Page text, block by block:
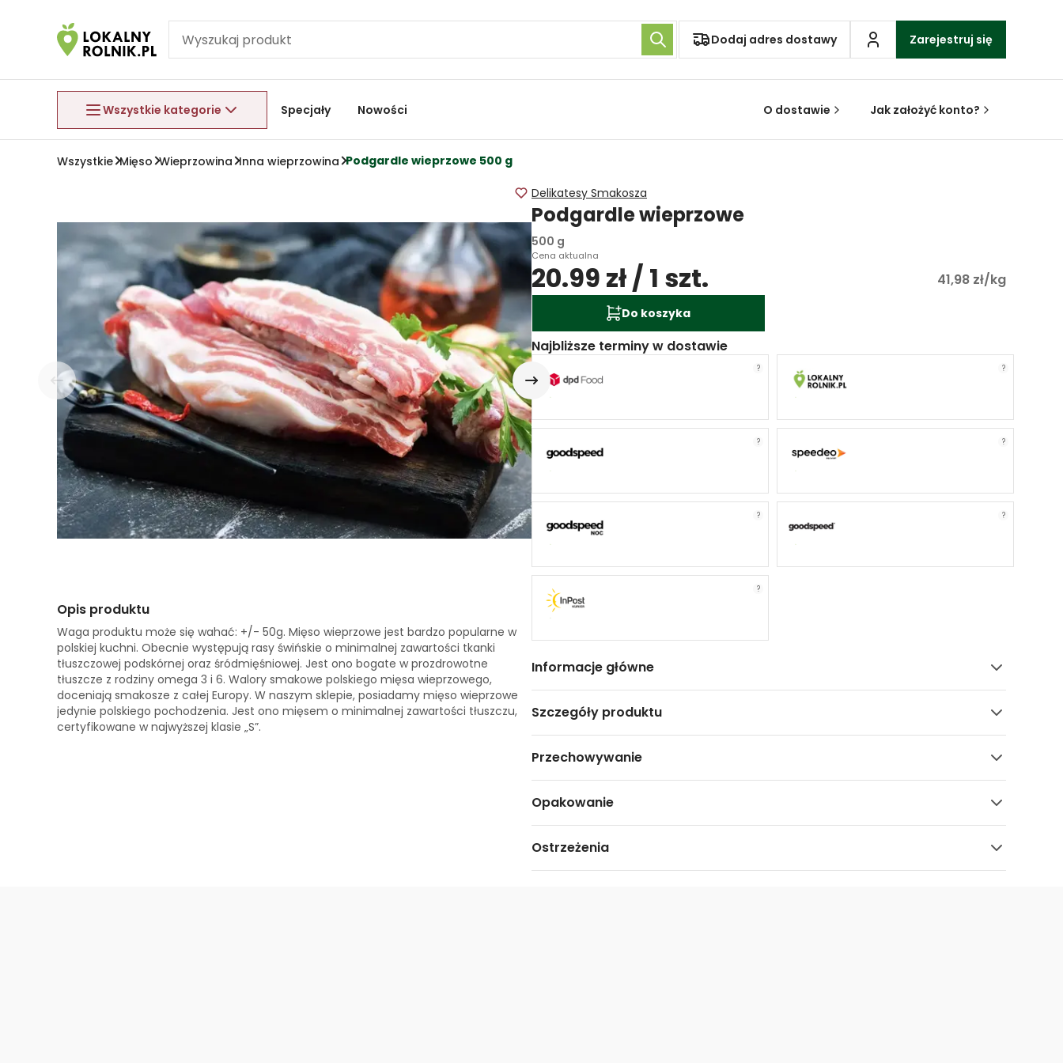
Dodaj adres dostawy Zarejestruj się
Wszystkie kategorie
Aby wyjść z menu, naciśnij przycisk Esc.
Specjały
Nowości O dostawie Jak założyć konto?
Wszystkie Mięso Wieprzowina Inna wieprzowina Podgardle wieprzowe 500 g
Opis produktu
Waga produktu może się wahać: +/- 50g. Mięso wieprzowe jest bardzo popularne w
polskiej kuchni. Obecnie występują rasy świńskie o minimalnej zawartości tkanki
tłuszczowej podskórnej oraz śródmięśniowej. Jest ono bogate w prozdrowotne
tłuszcze z rodziny omega 3 i 6. Walory smakowe polskiego mięsa wieprzowego,
doceniają smakosze z całej Europy. W naszym sklepie, posiadamy mięso wieprzowe
jedynie polskiego pochodzenia. Jest ono mięsem o minimalnej zawartości tłuszczu,
certyfikowane w najwyższej klasie „S”.
Delikatesy Smakosza
Podgardle wieprzowe
500 g
Cena aktualna
20.99 zł / 1 szt. 41,98 zł/kg
Do koszyka
Najbliższe terminy w dostawie
? ?
? ?
? ?
?
Informacje główne
Szczegóły produktu
Przechowywanie
Opakowanie
Ostrzeżenia